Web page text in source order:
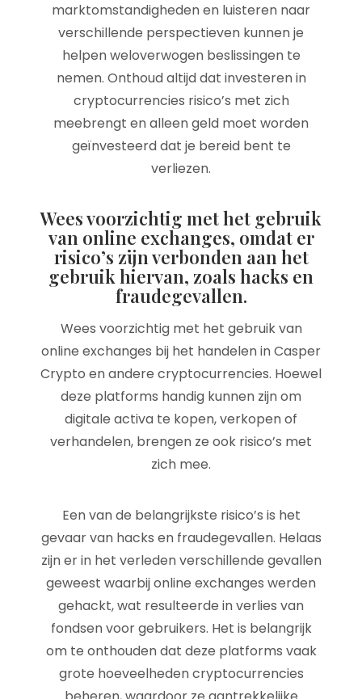
marktomstandigheden en luisteren naar
verschillende perspectieven kunnen je
helpen weloverwogen beslissingen te
nemen. Onthoud altijd dat investeren in
cryptocurrencies risico’s met zich
meebrengt en alleen geld moet worden
geïnvesteerd dat je bereid bent te
verliezen.
Wees voorzichtig met het gebruik
van online exchanges, omdat er
risico’s zijn verbonden aan het
gebruik hiervan, zoals hacks en
fraudegevallen.
Wees voorzichtig met het gebruik van
online exchanges bij het handelen in Casper
Crypto en andere cryptocurrencies. Hoewel
deze platforms handig kunnen zijn om
digitale activa te kopen, verkopen of
verhandelen, brengen ze ook risico’s met
zich mee.
Een van de belangrijkste risico’s is het
gevaar van hacks en fraudegevallen. Helaas
zijn er in het verleden verschillende gevallen
geweest waarbij online exchanges werden
gehackt, wat resulteerde in verlies van
fondsen voor gebruikers. Het is belangrijk
om te onthouden dat deze platforms vaak
grote hoeveelheden cryptocurrencies